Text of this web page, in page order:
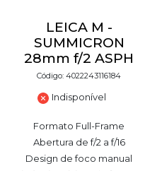
LEICA M -
SUMMICRON
28mm f/2 ASPH
Código: 4022243116184
Indisponível
Formato Full-Frame
Abertura de f/2 a f/16
Design de foco manual